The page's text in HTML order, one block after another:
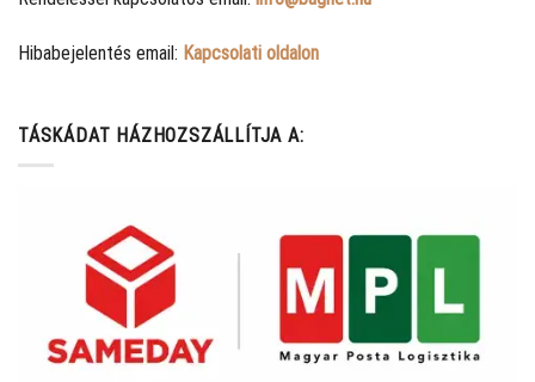
Hibabejelentés email: Kapcsolati oldalon
TÁSKÁDAT HÁZHOZSZÁLLÍTJA A: